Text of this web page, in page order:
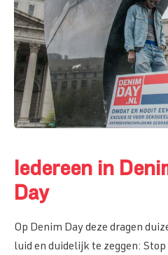
Iedereen in
Day
Op Denim Day deze dragen
luid en duidelijk te zeggen: